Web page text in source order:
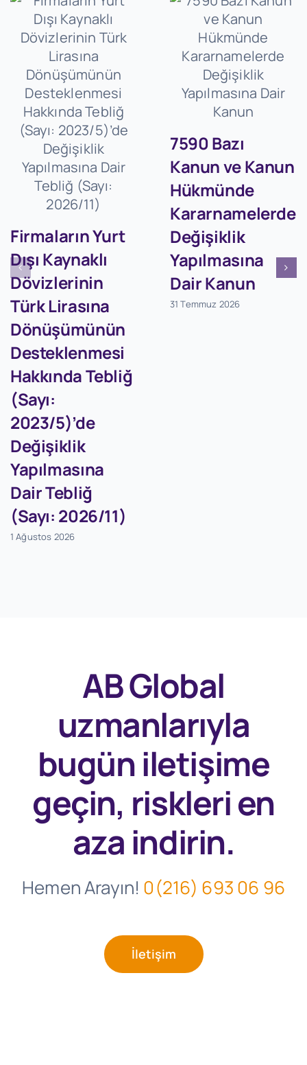
Firmaların Yurt
Dışı Kaynaklı
Dövizlerinin
Türk Lirasına
Dönüşümünün
Desteklenmesi
Hakkında Tebliğ
(Sayı:
2023/5)’de
Değişiklik
Yapılmasına
Dair Tebliğ
(Sayı: 2026/11)
1 Ağustos 2026
7590 Bazı
Kanun ve Kanun
Hükmünde
Kararnamelerde
Değişiklik
Yapılmasına
Dair Kanun
31 Temmuz 2026
AB Global
uzmanlarıyla
bugüniletişime
geçin, riskleri en
aza indirin.
Hemen Arayın! 0(216) 693 06 96
İletişim